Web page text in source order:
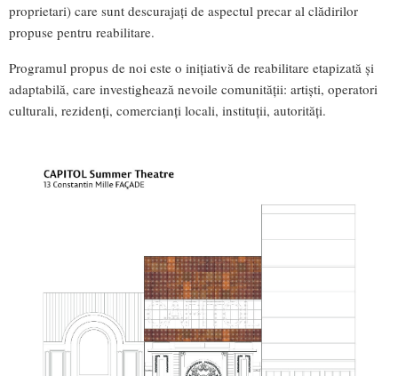
proprietari) care sunt descurajați de aspectul precar al clădirilor
propuse pentru reabilitare.
Programul propus de noi este o inițiativă de reabilitare etapizată și
adaptabilă, care investighează nevoile comunității: artiști, operatori
culturali, rezidenți, comercianți locali, instituții, autorități.